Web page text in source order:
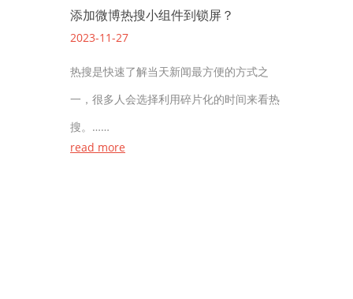
添加微博热搜小组件到锁屏？
2023-11-27
热搜是快速了解当天新闻最方便的方式之
一，很多人会选择利用碎片化的时间来看热
搜。……
read more